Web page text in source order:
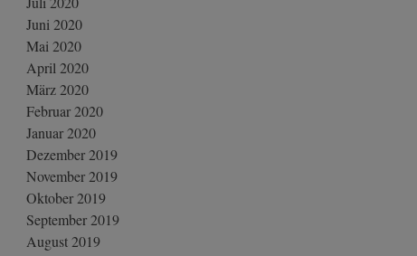
Juni 2020
Mai 2020
April 2020
März 2020
Februar 2020
Januar 2020
Dezember 2019
November 2019
Oktober 2019
September 2019
August 2019